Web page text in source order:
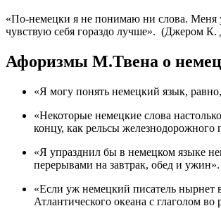
«По-немецки я не понимаю ни слова. Меня
чувствую себя гораздо лучше». (Джером К.
Афоризмы М.Твена о
«Я могу понять немецкий язык,
«Некоторые немецкие слова
концу, как рельсы железнодорожного
«Я упразднил бы в немецком языке
перерывами на завтрак, обед и ужин».
«Если уж немецкий писатель нырнет
Атлантического океана с глаголом во